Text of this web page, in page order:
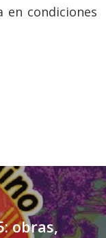
en condiciones
obras,